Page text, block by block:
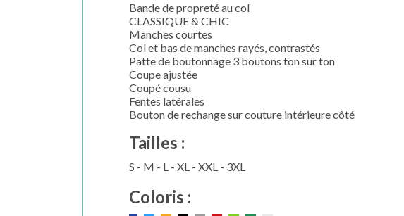
Bande de propreté au col
CLASSIQUE & CHIC
Manches courtes
Col et bas de manches rayés, contrastés
Patte de boutonnage 3 boutons ton sur ton
Coupe ajustée
Coupé cousu
Fentes latérales
Bouton de rechange sur couture intérieure côté
Tailles :
S - M - L - XL - XXL - 3XL
Coloris :